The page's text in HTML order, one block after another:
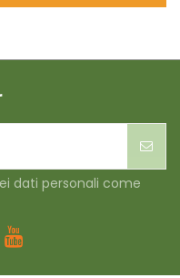
dati personali come